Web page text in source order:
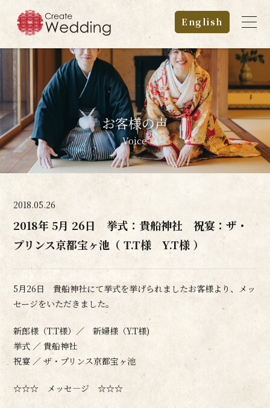
English
お客様の声
Voice
2018.05.26
2018年 5月 26日 挙式：貴船神社 祝宴：ザ・
プリンス京都宝ヶ池（ T.T様 Y.T様 ）
5月26日 貴船神社にて挙式を挙げられましたお客様より、メッ
セージをいただきました。
新郎様（T.T様）／ 新婦様（Y.T様)
挙式 ／ 貴船神社
祝宴 ／ ザ・プリンス京都宝ヶ池
☆☆☆ メッセ―ジ ☆☆☆